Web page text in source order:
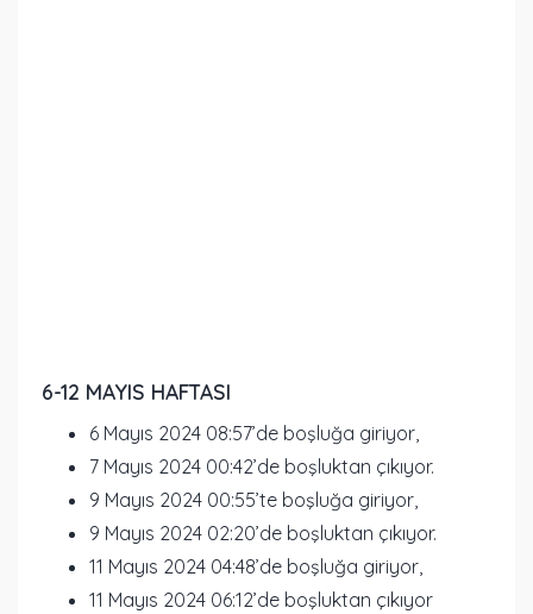
6-12 MAYIS HAFTASI
6 Mayıs 2024 08:57’de boşluğa giriyor,
7 Mayıs 2024 00:42’de boşluktan çıkıyor.
9 Mayıs 2024 00:55’te boşluğa giriyor,
9 Mayıs 2024 02:20’de boşluktan çıkıyor.
11 Mayıs 2024 04:48’de boşluğa giriyor,
11 Mayıs 2024 06:12’de boşluktan çıkıyor